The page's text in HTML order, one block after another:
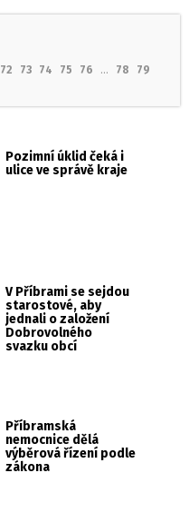
72 73 74 75 76 ... 78
79
Pozimní úklid čeká i
ulice ve správě kraje
V Příbrami se sejdou
starostové, aby
jednali o založení
Dobrovolného
svazku obcí
Příbramská
nemocnice dělá
výběrová řízení podle
zákona